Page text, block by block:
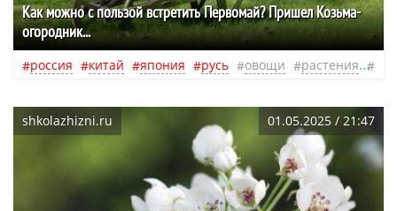
Как можно с пользой встретить Первомай? Пришел Козьма-
огородник...
россия китай япония русь овощи растения
shkolazhizni.ru 01.05.2025 / 21:47